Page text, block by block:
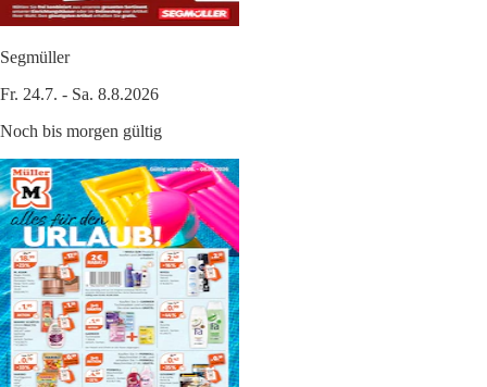
Segmüller
Fr. 24.7. - Sa. 8.8.2026
Noch bis morgen gültig